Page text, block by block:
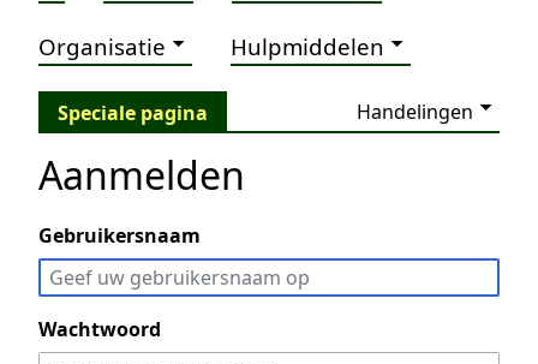
Organisatie Hulpmiddelen
Speciale pagina Handelingen
Aanmelden
Gebruikersnaam
Wachtwoord